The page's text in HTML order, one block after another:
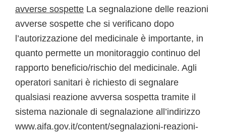
avverse sospette La segnalazione delle reazioni
avverse sospette che si verificano dopo
l’autorizzazione del medicinale è importante, in
quanto permette un monitoraggio continuo del
rapporto beneficio/rischio del medicinale. Agli
operatori sanitari è richiesto di segnalare
qualsiasi reazione avversa sospetta tramite il
sistema nazionale di segnalazione all’indirizzo
www.aifa.gov.it/content/segnalazioni-reazioni-